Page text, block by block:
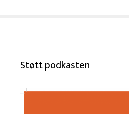
Støtt podkasten